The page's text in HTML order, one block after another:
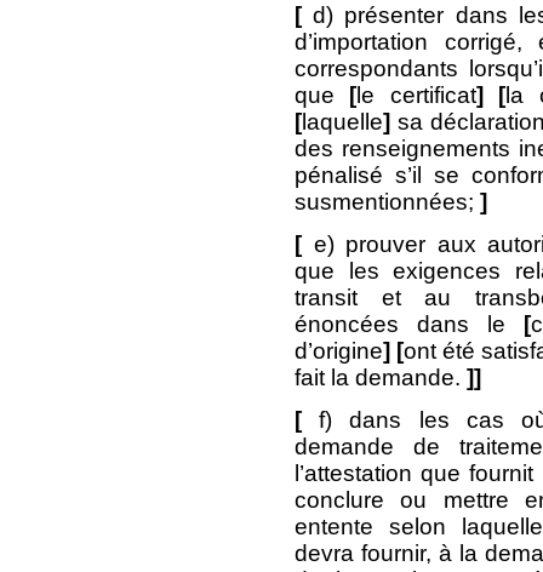
[d) présenter dans
d’importation
correspondants
que [le certificat] [la
[laquelle] sa
des renseignements
pénalisé s’il se
susmentionnées; ]
[ e) prouver aux
que les exigences
transit et au
énoncées dans le [
d’origine] [ont été
fait la demande. ]]
[f) dans les cas
demande de
l’attestation que
conclure ou mettre
entente selon
devra fournir, à la